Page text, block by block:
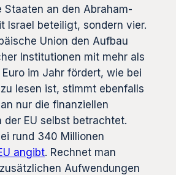
Staaten an den Abraham-
Israel beteiligt, sondern vier.
Union den Aufbau
Institutionen mit mehr als
im Jahr fördert, wie bei
lesen ist, stimmt ebenfalls
nur die finanziellen
der EU selbst betrachtet.
rund 340 Millionen
angibt. Rechnet man
Aufwendungen